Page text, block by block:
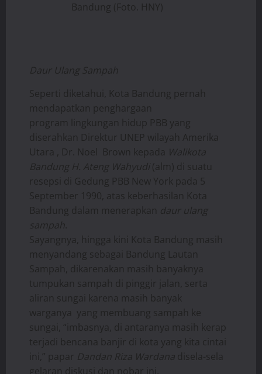
Bandung (Foto. HNY)
Daur Ulang Sampah
Seperti diketahui, Kota Bandung pernah
mendapatkan penghargaan
program lingkungan hidup PBB yang
diserahkan Direktur UNEP wilayah Amerika
Utara , Dr. Noel Brown kepada Walikota
Bandung H. Ateng Wahyudi (alm) di suatu
resepsi di Gedung PBB New York pada 5
September 1990, atas keberhasilan Kota
Bandung dalam menerapkan daur ulang
sampah
Sayangnya, hingga kini Kota Bandung masih
menyandang sebagai Bandung Lautan
Sampah, dikarenakan masih banyaknya
tumpukan sampah di pinggir jalan, serta
aliran sungai karena masih banyak
warganya yang membuang sampah ke
sungai, “imbasnya, di antaranya masih kerap
terjadi bencana banjir di kota yang kita cintai
ini,” papar Dandan Riza Wardana disela-sela
gelaran diskusi dan nobar ini.